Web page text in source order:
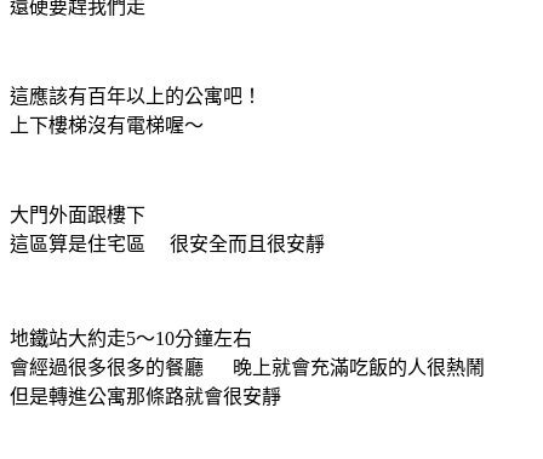
還硬要趕我們走
這應該有百年以上的公寓吧！
上下樓梯沒有電梯喔～
大門外面跟樓下
這區算是住宅區 很安全而且很安靜
地鐵站大約走5～10分鐘左右
會經過很多很多的餐廳 晚上就會充滿吃飯的人很熱鬧
但是轉進公寓那條路就會很安靜